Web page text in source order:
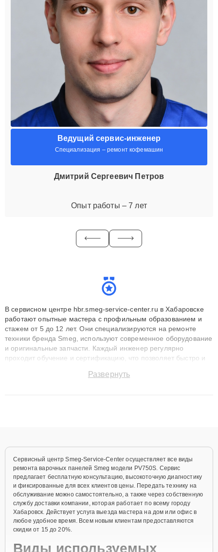
Ведущий сервис-инженер
Специализация – ремонт кофемашин
Дмитрий Сергеевич Петров
Опыт работы – 7 лет
В сервисном центре hbr.smeg-service-center.ru в Хабаровске
работают опытные мастера с профильным образованием и
стажем от 5 до 12 лет. Они специализируются на ремонте
техники бренда Smeg, используют современное оборудование
и оригинальные запчасти. Каждый инженер регулярно
проходит обучение и сертификацию, что позволяет быстро и
сохранением гарантии до 3 лет. Наши мастера решают
Развернуть
Сервисный центр Smeg-Service-Center осуществляет все виды
ремонта варочных панелей Smeg модели PV750S. Сервис
предлагает бесплатную консультацию, высокоточную диагностику
и фиксированные для всех клиентов цены. Передать технику на
обслуживание можно самостоятельно, а также через собственную
службу доставки компании, которая работает по всему городу
Хабаровск. Действует услуга выезда мастера на дом или офис в
любое удобное время. Всем новым клиентам предоставляются
скидки от 15 до 20%.
Виды используемых